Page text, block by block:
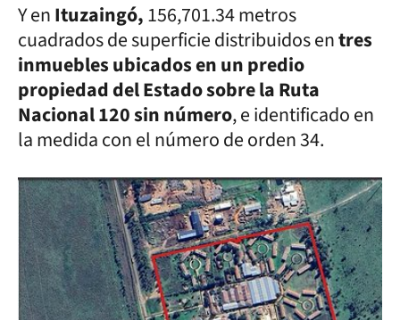
Y enItuzaingó,156,701.34 metros
cuadrados de superficie distribuidos entres
inmuebles ubicados en un predio
propiedad del Estado sobre la Ruta
Nacional 120 sin número, e identificado en
la medida con el número de orden 34.